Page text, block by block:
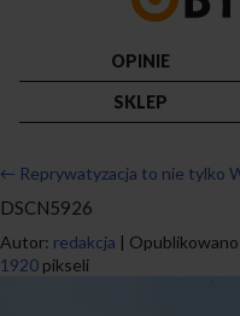
OPINIE
SKLEP
← Reprywatyzacja to nie tylko
DSCN5926
Autor: redakcja | Opublikowano
1920 pikseli